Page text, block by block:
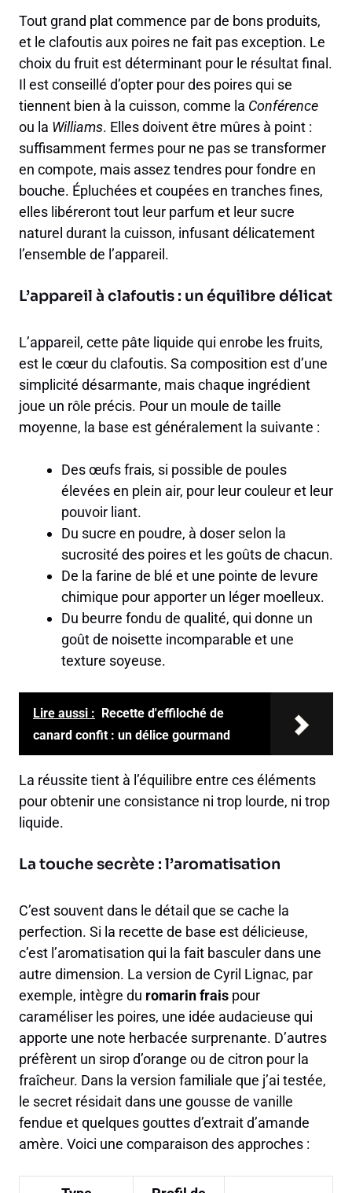
Tout grand plat commence par de bons produits,
et le clafoutis aux poires ne fait pas exception. Le
choix du fruit est déterminant pour le résultat final.
Il est conseillé d’opter pour des poires qui se
tiennent bien à la cuisson, comme la Conférence
ou la Williams. Elles doivent être mûres à point :
suffisamment fermes pour ne pas se transformer
en compote, mais assez tendres pour fondre en
bouche. Épluchées et coupées en tranches fines,
elles libéreront tout leur parfum et leur sucre
naturel durant la cuisson, infusant délicatement
l’ensemble de l’appareil.
L’appareil à clafoutis : un équilibre délicat
L’appareil, cette pâte liquide qui enrobe les fruits,
est le cœur du clafoutis. Sa composition est d’une
simplicité désarmante, mais chaque ingrédient
joue un rôle précis. Pour un moule de taille
moyenne, la base est généralement la suivante :
Des œufs frais, si possible de poules
élevées en plein air, pour leur couleur et leur
pouvoir liant.
Du sucre en poudre, à doser selon la
sucrosité des poires et les goûts de chacun.
De la farine de blé et une pointe de levure
chimique pour apporter un léger moelleux.
Du beurre fondu de qualité, qui donne un
goût de noisette incomparable et une
texture soyeuse.
Lire aussi :
Recette d'effiloché de
canard confit : un délice gourmand
La réussite tient à l’équilibre entre ces éléments
pour obtenir une consistance ni trop lourde, ni trop
liquide.
La touche secrète : l’aromatisation
C’est souvent dans le détail que se cache la
perfection. Si la recette de base est délicieuse,
c’est l’aromatisation qui la fait basculer dans une
autre dimension. La version de Cyril Lignac, par
exemple, intègre du romarin frais pour
caraméliser les poires, une idée audacieuse qui
apporte une note herbacée surprenante. D’autres
préfèrent un sirop d’orange ou de citron pour la
fraîcheur. Dans la version familiale que j’ai testée,
le secret résidait dans une gousse de vanille
fendue et quelques gouttes d’extrait d’amande
amère. Voici une comparaison des approches :